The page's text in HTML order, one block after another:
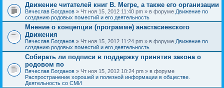
Движение читателей книг В. Мегре, а также его организации
Вячеслав Богданов » Чт ноя 15, 2012 11:40 pm » в форуме Движение по
созданию родовых поместий и его деятельность
Мнение о концепции (программе) анастасиевского
Движения
Вячеслав Богданов » Чт ноя 15, 2012 11:24 pm » в форуме Движение по
созданию родовых поместий и его деятельность
Собирать ли подписи в поддержку принятия закона о
родовом по
Вячеслав Богданов » Чт ноя 15, 2012 10:24 pm » в форуме
Распространение хорошей и полезной информации в обществе.
Деятельность со СМИ